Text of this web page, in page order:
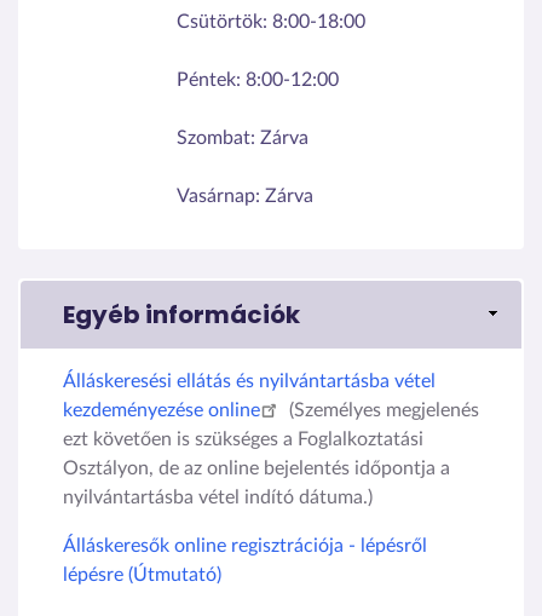
Csütörtök: 8:00-18:00
Péntek: 8:00-12:00
Szombat: Zárva
Vasárnap: Zárva
Egyéb információk
Álláskeresési ellátás és nyilvántartásba vétel
kezdeményezése online
(Személyes megjelenés
ezt követően is szükséges a Foglalkoztatási
Osztályon, de az online bejelentés időpontja a
nyilvántartásba vétel indító dátuma.)
Álláskeresők online regisztrációja - lépésről
lépésre (Útmutató)